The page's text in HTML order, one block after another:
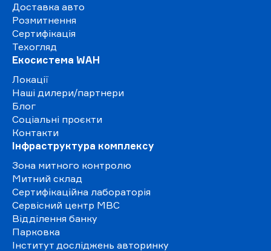
Доставка авто
Розмитнення
Сертифікація
Техогляд
Екосистема WAH
Локації
Наші дилери/партнери
Блог
Соціальні проєкти
Контакти
Інфраструктура комплексу
Зона митного контролю
Митний склад
Сертифікаційна лабораторія
Сервісний центр МВС
Відділення банку
Парковка
Інститут досліджень авторинку